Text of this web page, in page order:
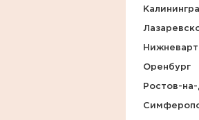
Оренбург
Ростов-